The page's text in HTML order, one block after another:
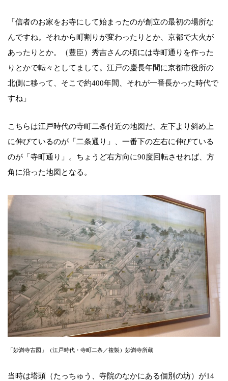
「信者のお家をお寺にして始まったのが創立の最初の場所な
んですね。それから町割りが変わったりとか、京都で大火が
あったりとか。（豊臣）秀吉さんの頃には寺町通りを作った
りとかで転々としてまして。江戸の慶長年間に京都市役所の
北側に移って、そこで約400年間、それが一番長かった時代で
すね」
こちらは江戸時代の寺町二条付近の地図だ。左下より斜め上
に伸びているのが「二条通り」、一番下の左右に伸びている
のが「寺町通り」。ちょうど右方向に90度回転させれば、方
角に沿った地図となる。
「妙満寺古図」（江戸時代・寺町二条／複製）妙満寺所蔵
当時は塔頭（たっちゅう、寺院のなかにある個別の坊）が14